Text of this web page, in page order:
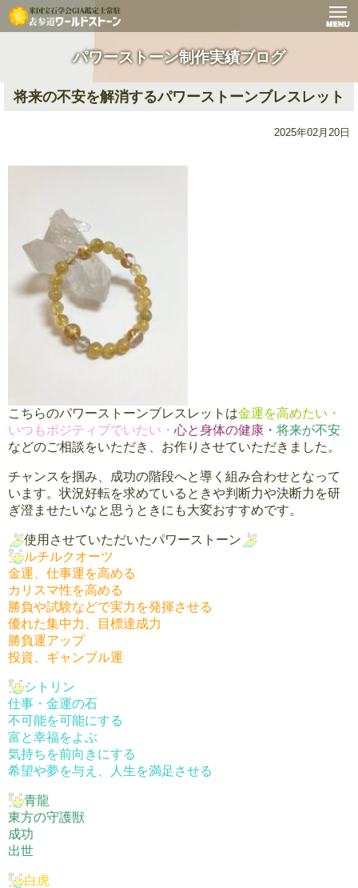
パワーストーン制作実績ブログ
将来の不安を解消するパワーストーンブレスレット
2025年02月20日
こちらのパワーストーンブレスレットは金運を高めたい・
いつもポジティブでいたい・ 心と身体の健康・ 将来が不安
などのご相談をいただき、お作りさせていただきました。
チャンスを掴み、成功の階段へと導く組み合わせとなって
います。状況好転を求めているときや判断力や決断力を研
ぎ澄ませたいなと思うときにも大変おすすめです。
使用させていただいたパワーストーン
ルチルクオーツ
金運、仕事運を高める
カリスマ性を高める
勝負や試験などで実力を発揮させる
優れた集中力、目標達成力
勝負運アップ
投資、ギャンブル運
シトリン
仕事・金運の石
不可能を可能にする
富と幸福をよぶ
気持ちを前向きにする
希望や夢を与え、人生を満足させる
青龍
東方の守護獣
成功
出世
白虎